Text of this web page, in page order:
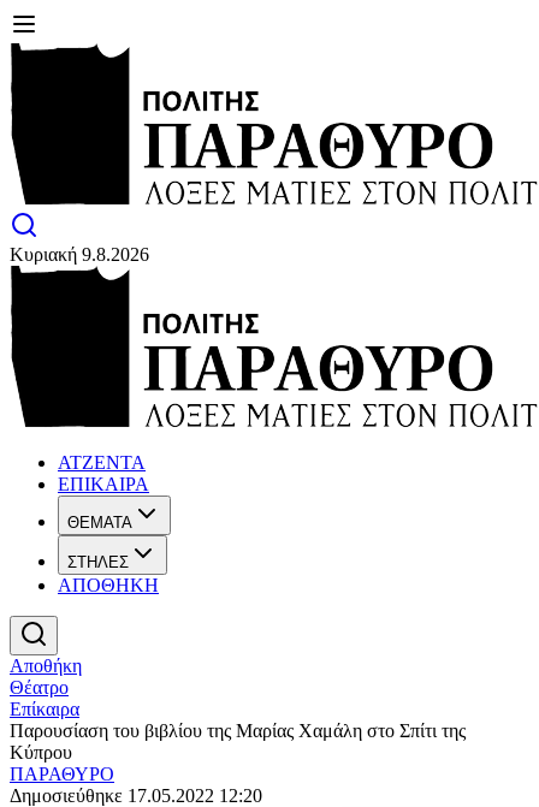
Κυριακή 9.8.2026
ΑΤΖΕΝΤΑ
ΕΠΙΚΑΙΡΑ
ΘΕΜΑΤΑ
ΣΤΗΛΕΣ
ΑΠΟΘΗΚΗ
Αποθήκη
Θέατρο
Επίκαιρα
Παρουσίαση του βιβλίου της Μαρίας Χαμάλη στο Σπίτι της
Κύπρου
ΠΑΡΑΘΥΡΟ
Δημοσιεύθηκε 17.05.2022 12:20